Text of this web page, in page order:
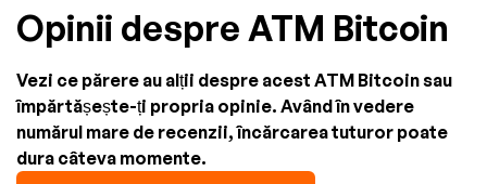
Opinii despre ATM Bitcoin
Vezi ce părere au alții despre acest ATM Bitcoin sau
împărtășește-ți propria opinie. Având în vedere
numărul mare de recenzii, încărcarea tuturor poate
dura câteva momente.